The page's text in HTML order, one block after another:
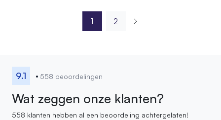
1 2
9.1 558 beoordelingen
Wat zeggen onze klanten?
558 klanten hebben al een beoordeling achtergelaten!